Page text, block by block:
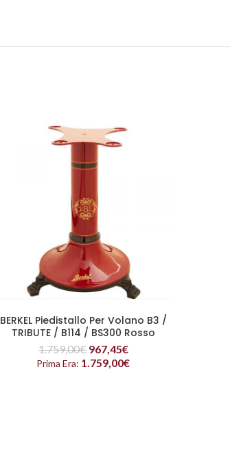
LEGGI TUTTO
BERKEL Piedistallo Per Volano B3 /
TRIBUTE / B114 / BS300 Rosso
1.759,00€ 967,45€
Prima Era: 1.759,00€